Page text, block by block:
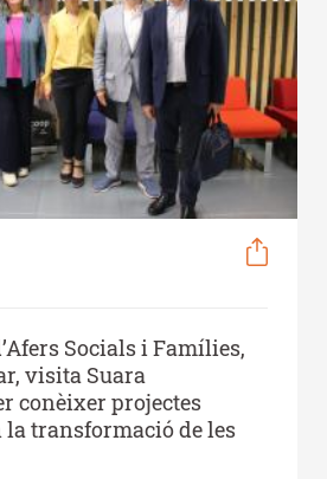
Socials i Famílies,
visita Suara
conèixer projectes
transformació de les